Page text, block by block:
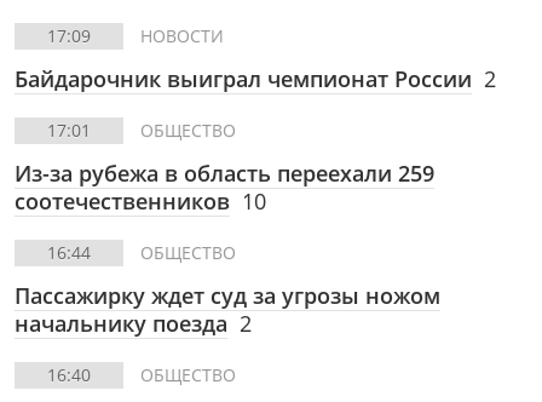
17:09 НОВОСТИ
Байдарочник выиграл чемпионат России 2
17:01 ОБЩЕСТВО
Из-за рубежа в область переехали 259
соотечественников 10
16:44 ОБЩЕСТВО
Пассажирку ждет суд за угрозы ножом
начальнику поезда 2
16:40 ОБЩЕСТВО